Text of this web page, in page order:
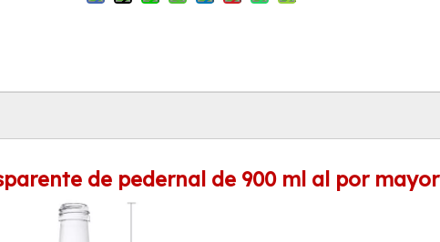
de pedernal de 900 ml al por mayor